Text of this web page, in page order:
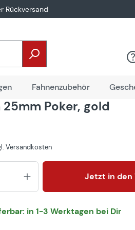
Rückversand
Fahnenzubehör
Poker, gold
Versandkosten
ProduktJetzt in den
in 1-3 Werktagen bei Dir